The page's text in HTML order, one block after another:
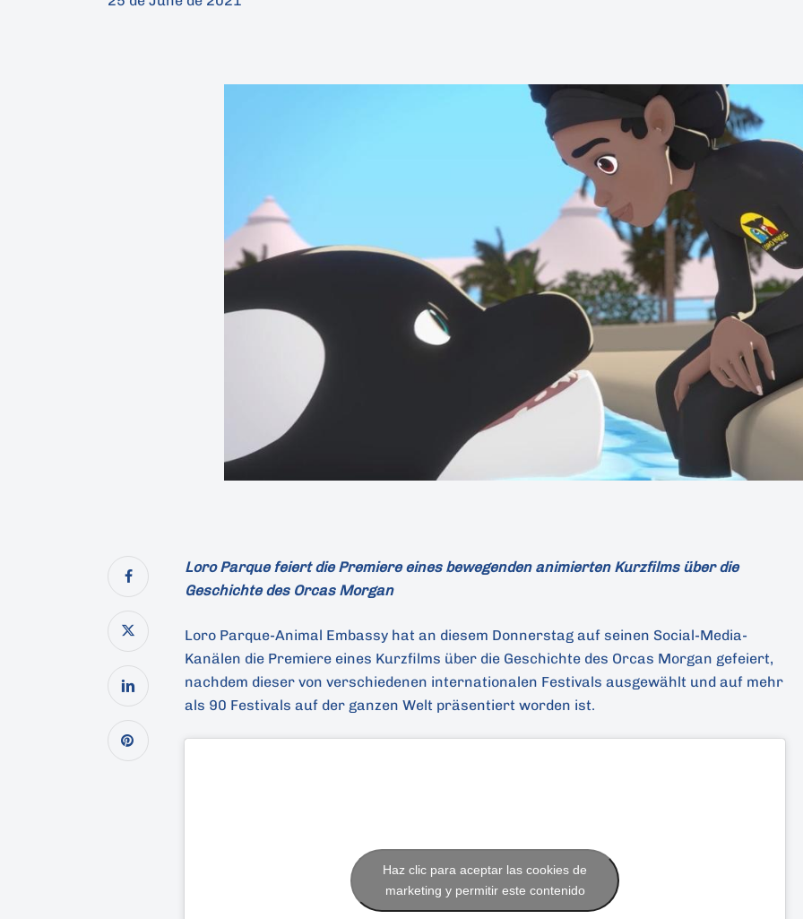
Drücken Sie Enter zum Suchen oder ESC zum Schließen
Loro Parque feiert die Premiere eines bewegenden animierten Kurzfilms über die
Geschichte des Orcas Morgan
Loro Parque-Animal Embassy hat an diesem Donnerstag auf seinen Social-Media-
Kanälen die Premiere eines Kurzfilms über die Geschichte des Orcas Morgan gefeiert,
nachdem dieser von verschiedenen internationalen Festivals ausgewählt und auf mehr
als 90 Festivals auf der ganzen Welt präsentiert worden ist.
Haz clic para aceptar las cookies de
marketing y permitir este contenido